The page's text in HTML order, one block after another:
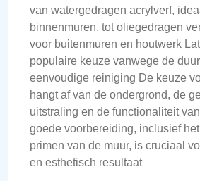
van watergedragen acrylverf,
binnenmuren, tot oliegedragen
voor buitenmuren en houtwerk
populaire keuze vanwege de
eenvoudige reiniging De keuze
hangt af van de ondergrond, de
uitstraling en de functionaliteit
goede voorbereiding, inclusief
primen van de muur, is cruciaal
en esthetisch resultaat